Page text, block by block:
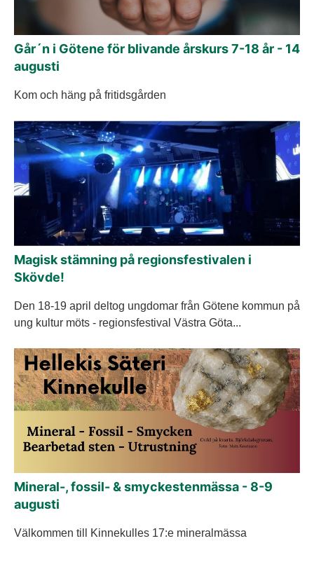
Går´n i Götene för blivande årskurs 7-18 år - 14
augusti
Kom och häng på fritidsgården
Magisk stämning på regionsfestivalen i
Skövde!
Den 18-19 april deltog ungdomar från Götene kommun på
ung kultur möts - regionsfestival Västra Göta...
Mineral-, fossil- & smyckestenmässa - 8-9
augusti
Välkommen till Kinnekulles 17:e mineralmässa